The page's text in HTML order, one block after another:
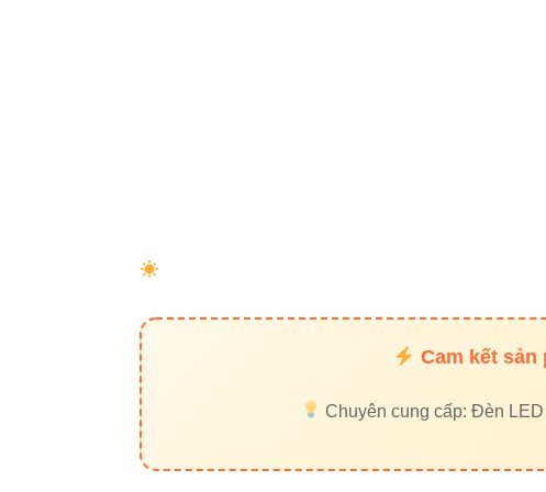
Sáng yếu nhanh
Mặt kính bị đọng
Cam kết sản
Chuyên cung cấp: Đèn